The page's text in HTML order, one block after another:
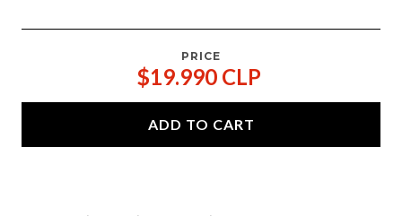
PRICE
$19.990 CLP
ADD TO CART